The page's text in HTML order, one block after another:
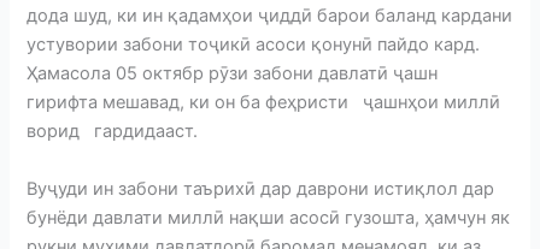
дода шуд, ки ин қадамҳои ҷиддӣ барои баланд кардани
устувории забони тоҷикӣ асоси қонунӣ пайдо кард.
Ҳамасола 05 октябр рӯзи забони давлатӣ ҷашн
гирифта мешавад, ки он ба феҳристи ҷашнҳои миллӣ
ворид гардидааст.
Вуҷуди ин забони таърихӣ дар даврони истиқлол дар
бунёди давлати миллӣ нақши асосӣ гузошта, ҳамчун як